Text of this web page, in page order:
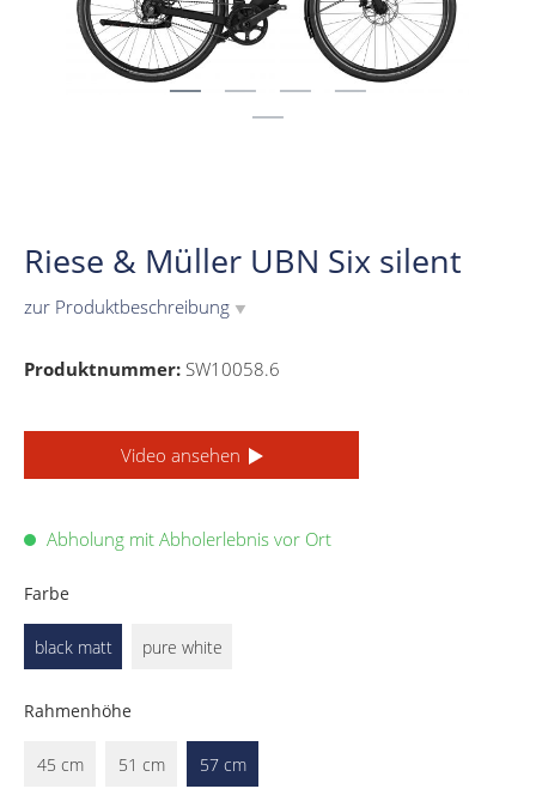
Riese & Müller UBN Six silent
zur Produktbeschreibung ▼
Produktnummer: SW10058.6
Video ansehen
Abholung mit Abholerlebnis vor Ort
Farbe
black matt pure white
Rahmenhöhe
45 cm 51 cm 57 cm